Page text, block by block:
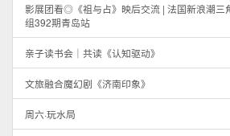
影展团看◎《祖与占》映后交流 | 法国新浪潮
组392期青岛站
亲子读书会｜共读《认知驱动》
文旅融合魔幻剧《济南印象》
周六·玩水局